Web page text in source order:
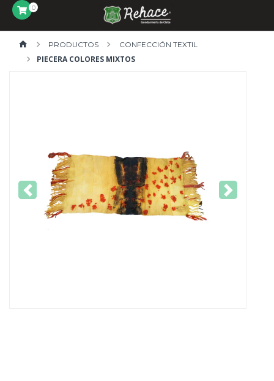
0
PRODUCTOS CONFECCIÓN TEXTIL
PIECERA COLORES MIXTOS
Previous Next